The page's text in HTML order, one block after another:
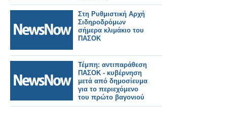
Στη Ρυθμιστική Αρχή
Σιδηροδρόμων
σήμερα κλιμάκιο του
ΠΑΣΟΚ
Τέμπη: αντιπαράθεση
ΠΑΣΟΚ - κυβέρνηση
μετά από δημοσίευμα
για το περιεχόμενο
του πρώτο βαγονιού